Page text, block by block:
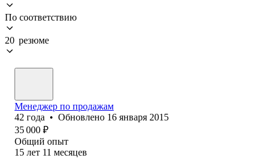
По соответствию
20 резюме
Менеджер по продажам
42 года • Обновлено 16 января 2015
35 000 ₽
Общий опыт
15 лет 11 месяцев